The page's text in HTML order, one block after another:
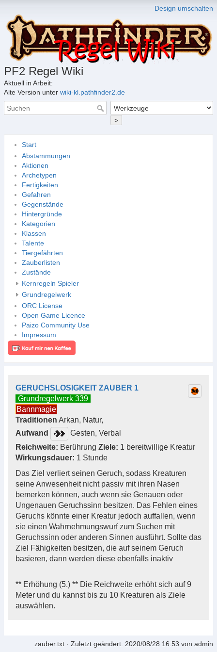
Design umschalten
PF2 Regel Wiki
Aktuell in Arbeit:
Alte Version unter wiki-kl.pathfinder2.de
>
Start
Abstammungen
Aktionen
Archetypen
Fertigkeiten
Gefahren
Gegenstände
Hintergründe
Kategorien
Klassen
Talente
Tiergefährten
Zauberlisten
Zustände
Kernregeln Spieler
Grundregelwerk
ORC License
Open Game Licence
Paizo Community Use
Impressum
GERUCHSLOSIGKEIT ZAUBER 1
Grundregelwerk 339
Bannmagie
Traditionen Arkan, Natur,
Aufwand
Gesten, Verbal
Reichweite: Berührung Ziele: 1 bereitwillige Kreatur
Wirkungsdauer: 1 Stunde
Das Ziel verliert seinen Geruch, sodass Kreaturen
seine Anwesenheit nicht passiv mit ihren Nasen
bemerken können, auch wenn sie Genauen oder
Ungenauen Geruchssinn besitzen. Das Fehlen eines
Geruchs könnte einer Kreatur jedoch auffallen, wenn
sie einen Wahrnehmungswurf zum Suchen mit
Geruchssinn oder anderen Sinnen ausführt. Sollte das
Ziel Fähigkeiten besitzen, die auf seinem Geruch
basieren, dann werden diese ebenfalls inaktiv
** Erhöhung (5.) ** Die Reichweite erhöht sich auf 9
Meter und du kannst bis zu 10 Kreaturen als Ziele
auswählen.
zauber.txt · Zuletzt geändert: 2020/08/28 16:53 von admin